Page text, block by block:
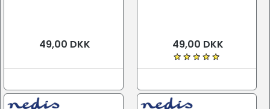
49,00 DKK 49,00 DKK